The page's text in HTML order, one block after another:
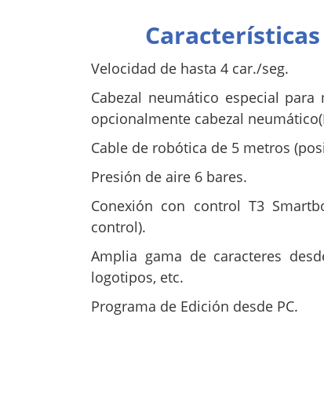
Velocidad de hasta 4 car./seg.
Cabezal neumático especial
opcionalmente cabezal
Cable de robótica de 5 metros
Presión de aire 6 bares.
Conexión con control T3
control).
Amplia gama de caracteres
logotipos, etc.
Programa de Edición desde PC.